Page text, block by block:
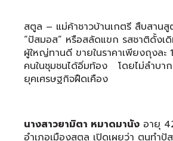
สตูล – แม่ค้าชาวบ้านเกตรี สืบสานสู
“ปัสมอส” หรือสลัดแขก รสชาติดั้งเ
ผู้ใหญ่ทานดี ขายในราคาเพียงถุงละ
คนในชุมชนได้อิ่มท้อง โดยไม่ลำบาก
ยุคเศรษฐกิจฝืดเคือง
นางสาวยามิตา หมาดมานัง อายุ
อำเภอเมืองสตูล เปิดเผยว่า ตนทำ